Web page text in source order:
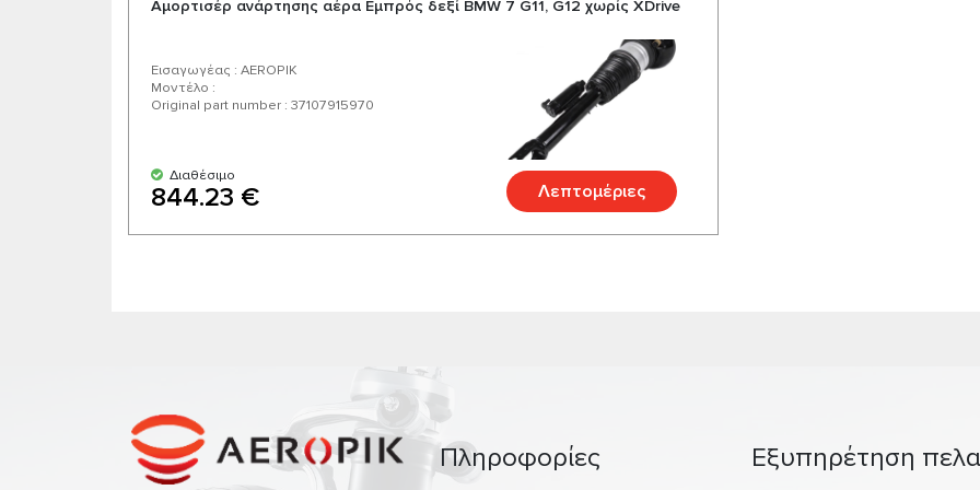
Αμορτισέρ ανάρτησης αέρα Εμπρός δεξί BMW 7 G11, G12 χωρίς XDrive
Εισαγωγέας : AEROPIK
Μοντέλο :
Original part number : 37107915970
Διαθέσιμο
844.23 € Λεπτομέριες
Πληροφορίες Εξυπηρέτηση